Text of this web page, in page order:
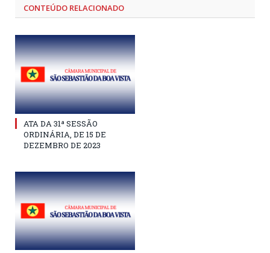
CONTEÚDO RELACIONADO
ATA DA 31ª SESSÃO
ORDINÁRIA, DE 15 DE
DEZEMBRO DE 2023